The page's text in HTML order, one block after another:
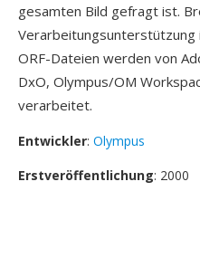
gesamten Bild gefragt ist.
ORF-Dateien werden von
DxO, Olympus/OM
verarbeitet.
Entwickler: Olympus
Erstveröffentlichung: 2000